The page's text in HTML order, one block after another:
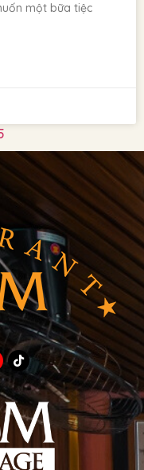
một bữa tiệc